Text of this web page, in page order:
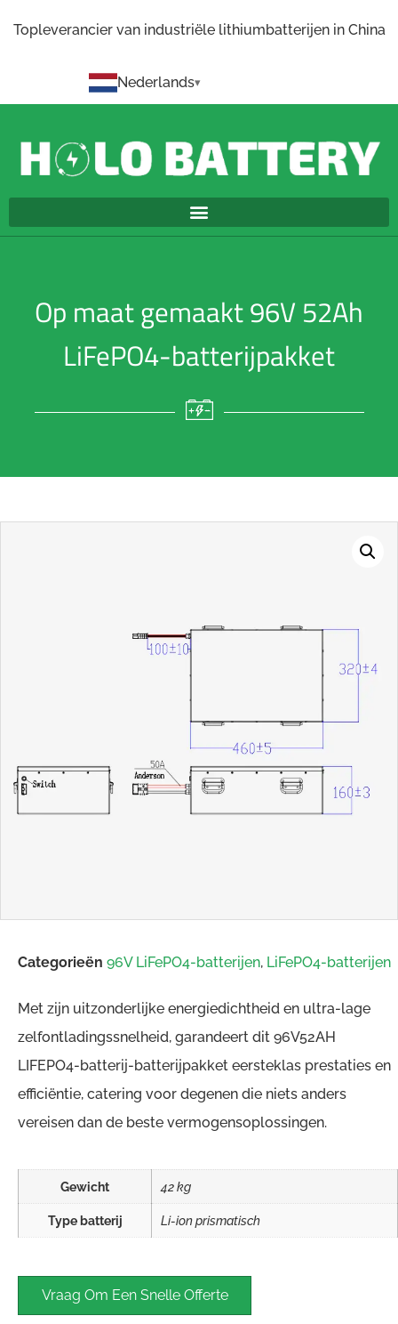
Topleverancier van industriële lithiumbatterijen in China
Nederlands
Op maat gemaakt 96V 52Ah
LiFePO4-batterijpakket
Categorieën 96V LiFePO4-batterijen, LiFePO4-batterijen
Met zijn uitzonderlijke energiedichtheid en ultra-lage
zelfontladingssnelheid, garandeert dit 96V52AH
LIFEPO4-batterij-batterijpakket eersteklas prestaties en
efficiëntie, catering voor degenen die niets anders
vereisen dan de beste vermogensoplossingen.
Gewicht 42 kg
Type batterij Li-ion prismatisch
Vraag Om Een ​​snelle Offerte